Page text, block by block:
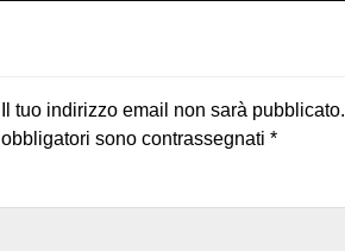
Il tuo indirizzo email non sarà pubblicato.
obbligatori sono contrassegnati *